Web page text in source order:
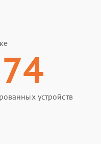
устройств